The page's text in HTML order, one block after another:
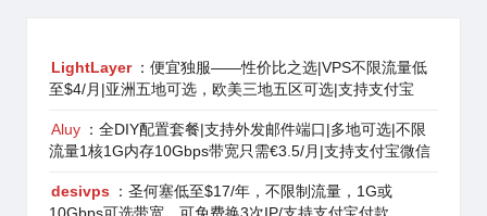
LightLayer ：便宜独服——性价比之选|VPS不限流量低
至$4/月|亚洲五地可选，欧美三地五区可选|支持支付宝
Aluy ：全DIY配置套餐|支持外发邮件端口|多地可选|不限
流量1核1G内存10Gbps带宽只需€3.5/月|支持支付宝微信
desivps
：圣何塞低至$17/年，不限制流量，1G或